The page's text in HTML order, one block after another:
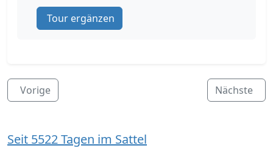
Tour ergänzen
Vorige Nächste
Seit 5522 Tagen im Sattel